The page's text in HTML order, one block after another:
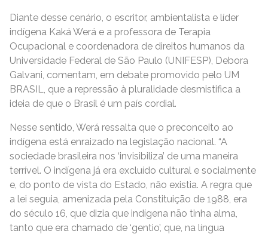
Diante desse cenário, o escritor, ambientalista e líder
indígena Kaká Werá e a professora de Terapia
Ocupacional e coordenadora de direitos humanos da
Universidade Federal de São Paulo (UNIFESP), Debora
Galvani, comentam, em debate promovido pelo UM
BRASIL, que a repressão à pluralidade desmistifica a
ideia de que o Brasil é um país cordial.
Nesse sentido, Werá ressalta que o preconceito ao
indígena está enraizado na legislação nacional. “A
sociedade brasileira nos ‘invisibiliza’ de uma maneira
terrível. O indígena já era excluído cultural e socialmente
e, do ponto de vista do Estado, não existia. A regra que
a lei seguia, amenizada pela Constituição de 1988, era
do século 16, que dizia que indígena não tinha alma,
tanto que era chamado de ‘gentio’, que, na língua